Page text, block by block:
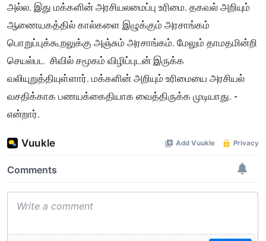
அல்ல. இது மக்களின் அரசியலமைப்பு உரிமை. தகவல் அறியும்
ஆணையகத்தில் கால்களை இழுக்கும் அரசாங்கம்
பொறுப்புக்கூறலுக்கு அஞ்சும் அரசாங்கம். மேலும் தாமதமின்றி
செயல்பட சிவில் சமூகம் விழிப்புடன் இருக்க
வலியுறுத்தியுள்ளார். மக்களின் அறியும் உரிமையை அரசியல்
வசதிக்காக பணயக்கைதியாக வைத்திருக்க முடியாது. -
என்றார்.